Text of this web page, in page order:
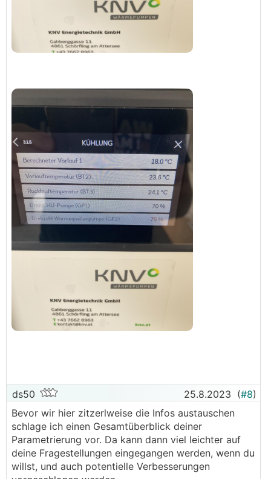
ds50 25.8.2023 (#8)
Bevor wir hier zitzerlweise die Infos austauschen
schlage ich einen Gesamtüberblick deiner
Parametrierung vor. Da kann dann viel leichter auf
deine Fragestellungen eingegangen werden, wenn du
willst, und auch potentielle Verbesserungen